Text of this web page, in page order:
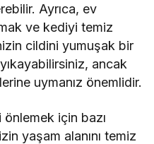
Ayrıca, ev
ve kediyi temiz
cildini yumuşak bir
ancak
uymanız önemlidir.
için bazı
yaşam alanını temiz